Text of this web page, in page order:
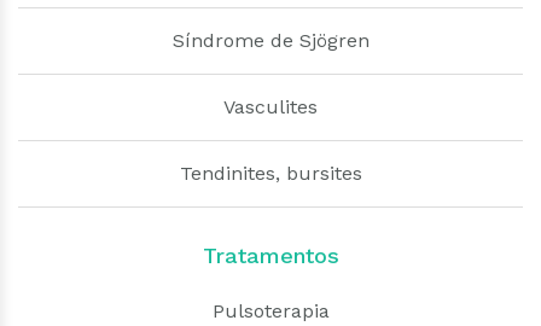
Síndrome de Sjögren
Vasculites
Tendinites, bursites
Tratamentos
Pulsoterapia